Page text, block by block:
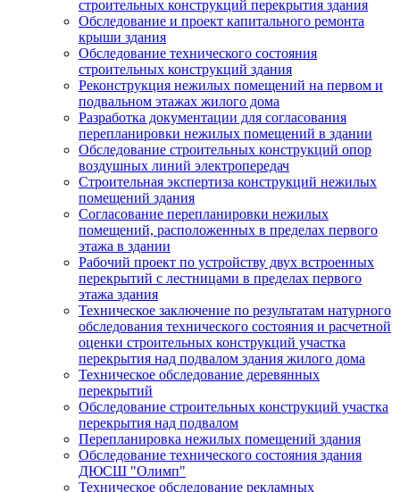
строительных конструкций перекрытия здания
Обследование и проект капитального ремонта
крыши здания
Обследование технического состояния
строительных конструкций здания
Реконструкция нежилых помещений на первом и
подвальном этажах жилого дома
Разработка документации для согласования
перепланировки нежилых помещений в здании
Обследование строительных конструкций опор
воздушных линий электропередач
Строительная экспертиза конструкций нежилых
помещений здания
Согласование перепланировки нежилых
помещений, расположенных в пределах первого
этажа в здании
Рабочий проект по устройству двух встроенных
перекрытий с лестницами в пределах первого
этажа здания
Техническое заключение по результатам натурного
обследования технического состояния и расчетной
оценки строительных конструкций участка
перекрытия над подвалом здания жилого дома
Техническое обследование деревянных
перекрытий
Обследование строительных конструкций участка
перекрытия над подвалом
Перепланировка нежилых помещений здания
Обследование технического состояния здания
ДЮСШ "Олимп"
Техническое обследование рекламных